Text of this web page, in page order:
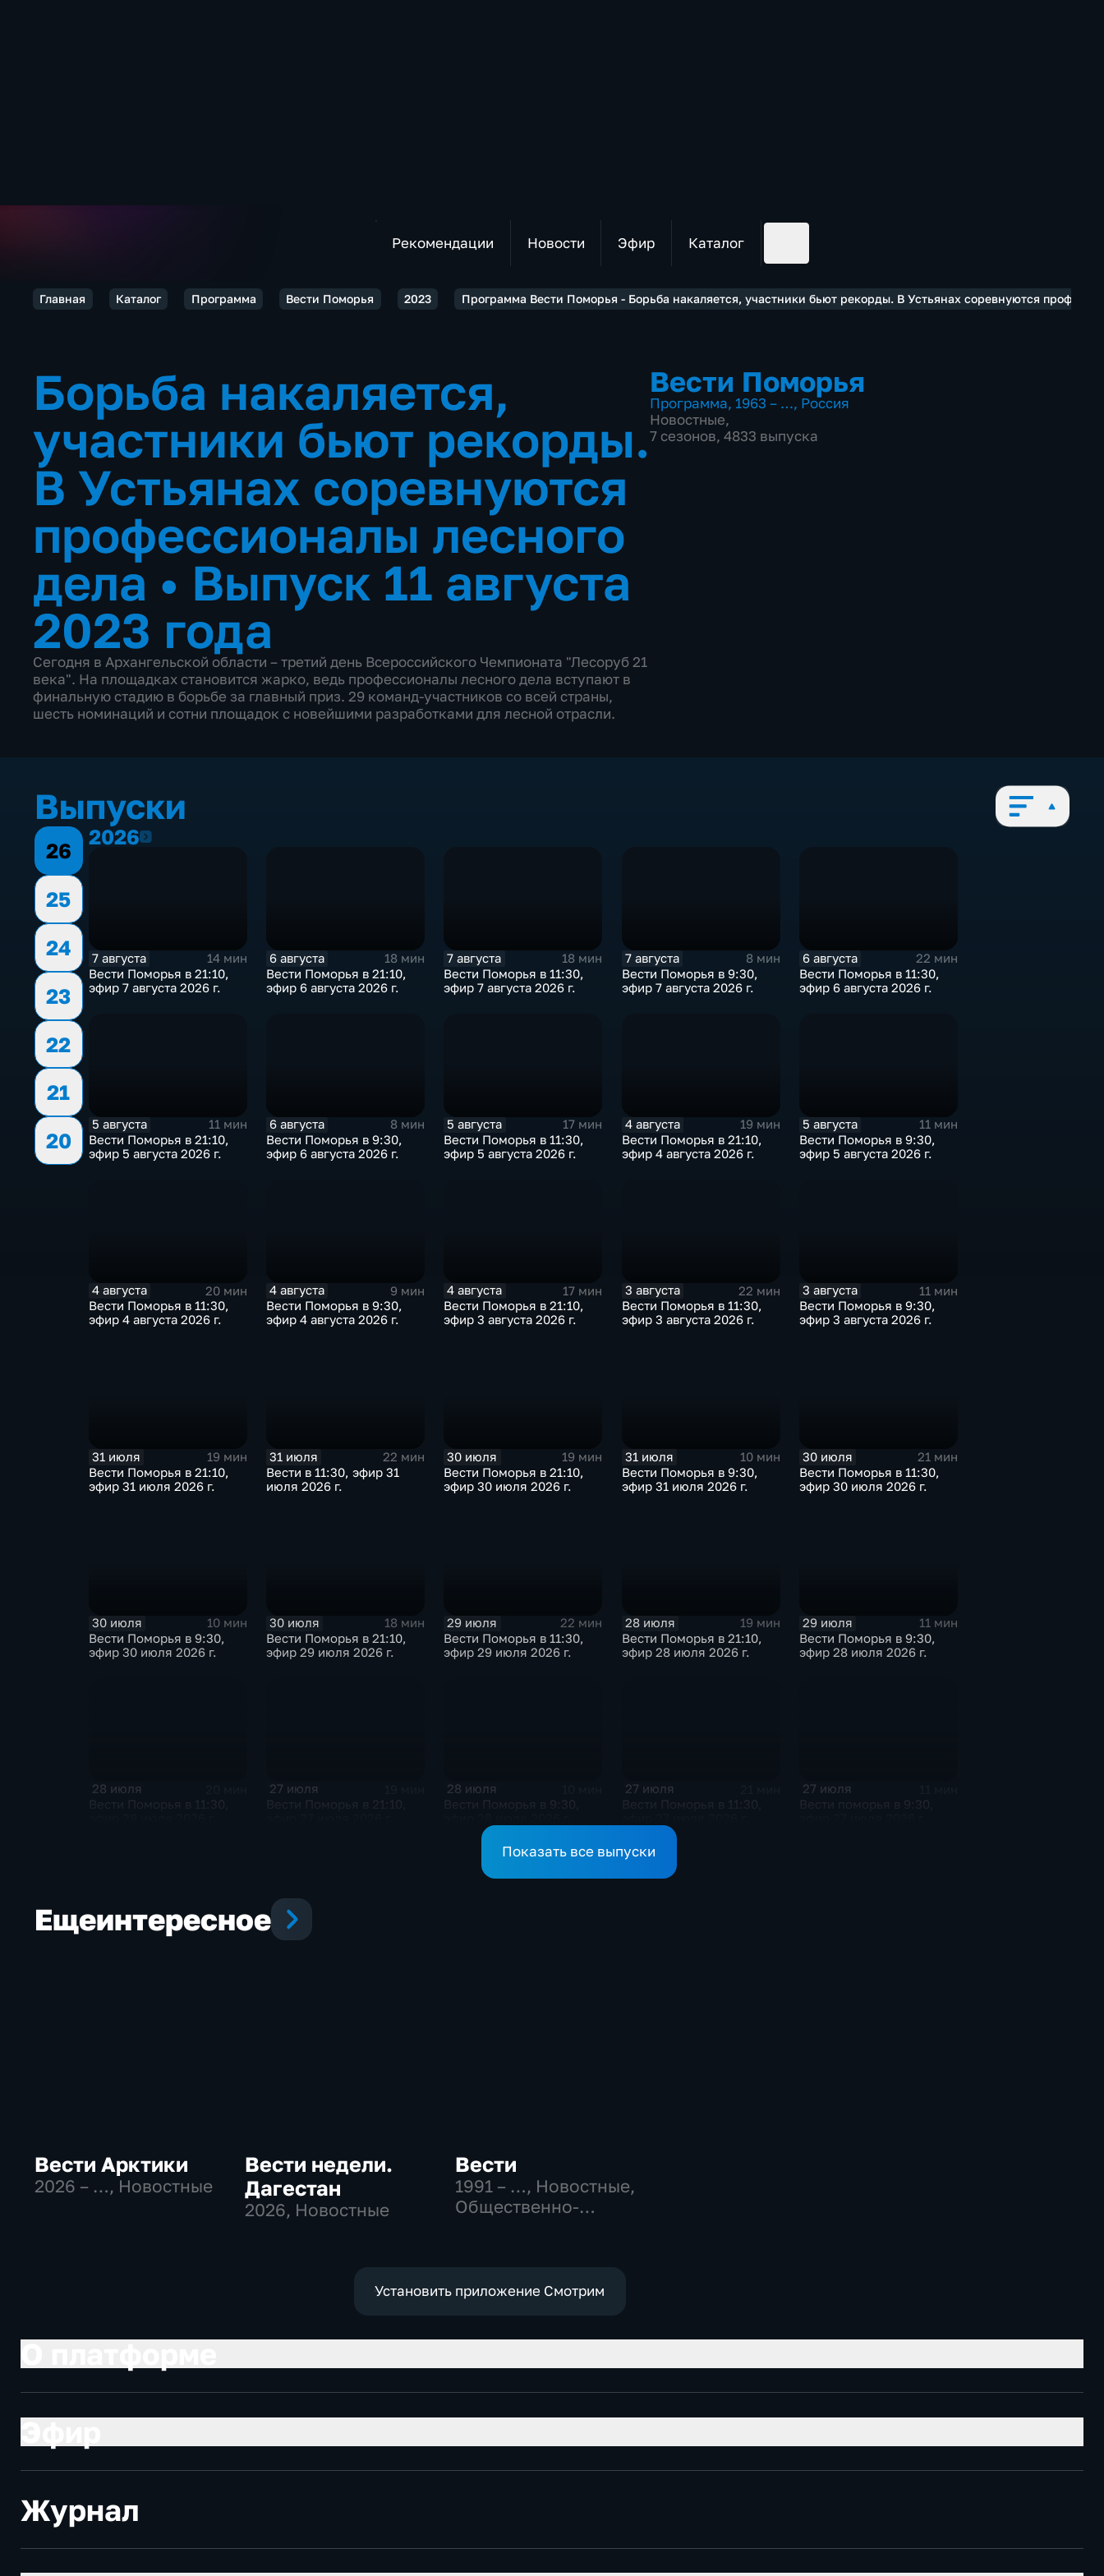
Рекомендации Новости Эфир Каталог
Главная Каталог Программа Вести Поморья 2023 Программа Вести Поморья - Борьба накаляется, участники бьют рекорды. В Устьянах соревнуются
Борьба накаляется,
участники бьют рекорды.
В Устьянах соревнуются
профессионалы лесного
дела • Выпуск 11 августа
2023 года
Сегодня в Архангельской области – третий день Всероссийского Чемпионата "Лесоруб 21
века". На площадках становится жарко, ведь профессионалы лесного дела вступают в
финальную стадию в борьбе за главный приз. 29 команд-участников со всей страны,
шесть номинаций и сотни площадок с новейшими разработками для лесной отрасли.
Вести Поморья
Программа, 1963 – …, Россия
Новостные,
7 сезонов, 4833 выпуска
Выпуски
26
25
24
23
22
21
20
20262026
7 августа
14 мин
Вести Поморья в 21:10,
эфир 7 августа 2026 г.
6 августа
18 мин
Вести Поморья в 21:10,
эфир 6 августа 2026 г.
7 августа
18 мин
Вести Поморья в 11:30,
эфир 7 августа 2026 г.
7 августа
8 мин
Вести Поморья в 9:30,
эфир 7 августа 2026 г.
6 августа
22 мин
Вести Поморья в 11:30,
эфир 6 августа 2026 г.
5 августа
11 мин
Вести Поморья в 21:10,
эфир 5 августа 2026 г.
6 августа
8 мин
Вести Поморья в 9:30,
эфир 6 августа 2026 г.
5 августа
17 мин
Вести Поморья в 11:30,
эфир 5 августа 2026 г.
4 августа
19 мин
Вести Поморья в 21:10,
эфир 4 августа 2026 г.
5 августа
11 мин
Вести Поморья в 9:30,
эфир 5 августа 2026 г.
4 августа
20 мин
Вести Поморья в 11:30,
эфир 4 августа 2026 г.
4 августа
9 мин
Вести Поморья в 9:30,
эфир 4 августа 2026 г.
4 августа
17 мин
Вести Поморья в 21:10,
эфир 3 августа 2026 г.
3 августа
22 мин
Вести Поморья в 11:30,
эфир 3 августа 2026 г.
3 августа
11 мин
Вести Поморья в 9:30,
эфир 3 августа 2026 г.
31 июля
19 мин
Вести Поморья в 21:10,
эфир 31 июля 2026 г.
31 июля
22 мин
Вести в 11:30, эфир 31
июля 2026 г.
30 июля
19 мин
Вести Поморья в 21:10,
эфир 30 июля 2026 г.
31 июля
10 мин
Вести Поморья в 9:30,
эфир 31 июля 2026 г.
30 июля
21 мин
Вести Поморья в 11:30,
эфир 30 июля 2026 г.
30 июля
10 мин
Вести Поморья в 9:30,
эфир 30 июля 2026 г.
30 июля
18 мин
Вести Поморья в 21:10,
эфир 29 июля 2026 г.
29 июля
22 мин
Вести Поморья в 11:30,
эфир 29 июля 2026 г.
28 июля
19 мин
Вести Поморья в 21:10,
эфир 28 июля 2026 г.
29 июля
11 мин
Вести Поморья в 9:30,
эфир 28 июля 2026 г.
28 июля 27 июля 28 июля 27 июля 27 июля
Показать все выпуски
Ещеинтересное
Вести Арктики
2026 – …, Новостные
Вести недели.
Дагестан
2026, Новостные
Вести
1991 – …, Новостные,
Общественно-
Установить приложение Смотрим
Журнал